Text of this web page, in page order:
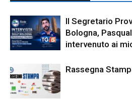
Il Segretario
Bologna,
intervenuto ai
Rassegna